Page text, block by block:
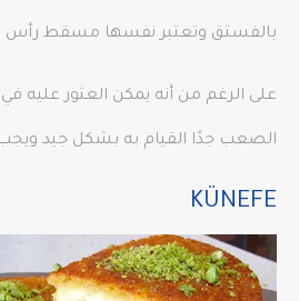
بالفستق وتعتبر نفسها مسقط رأس
على الرغم من أنه يمكن العثور عليه
الصعب جدًا القيام به بشكل جيد ويجب
KÜNEFE